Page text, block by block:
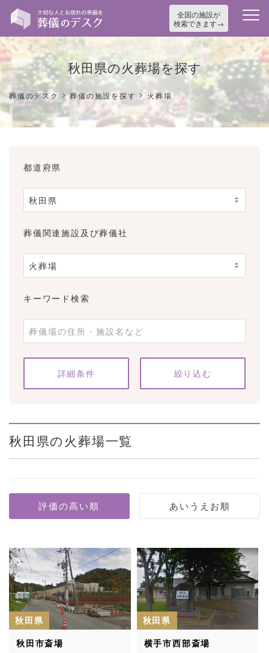
全国の施設が
検索できます
秋田県の火葬場を探す
葬儀のデスク >葬儀の施設を探す > 火葬場
都道府県
葬儀関連施設及び葬儀社
キーワード検索
条件をクリア
詳細条件
秋田県の火葬場一覧
秋田県
秋田市斎場
秋田県
横手市西部斎場